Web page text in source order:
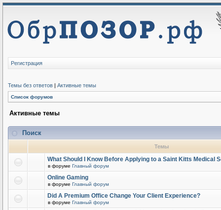
Регистрация
Темы без ответов | Активные темы
Список форумов
Активные темы
Поиск
Темы
What Should I Know Before Applying to a Saint Kitts Medical
в форуме Главный форум
Online Gaming
в форуме Главный форум
Did A Premium Office Change Your Client Experience?
в форуме Главный форум